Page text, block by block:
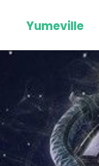
Yumeville